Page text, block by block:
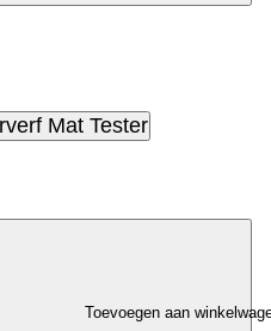
Mat Tester
Toevoegen aan